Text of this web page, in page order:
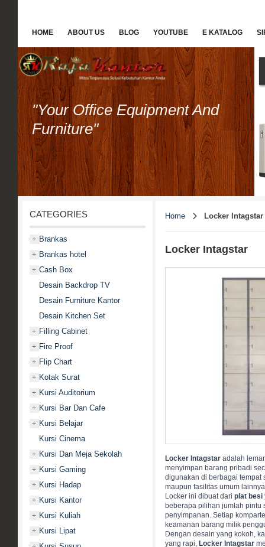
HOME ABOUT US BLOG YOUTUBE E KATALOG
"Your Office Equipment And
Furniture"
CATEGORIES
+ Brankas
+ Brankas hotel
+ Cash Box
Desain Backdrop TV
Desain Furniture Kantor
Desain Kitchen Set
+ Filling Cabinet
+ Fire Proof
+ Flip Chart
+ Kotak Surat
+ Kursi Auditorium
+ Kursi Bar Dan Cafe
+ Kursi Belajar
Kursi Cinema
+ Kursi Dan Meja Sekolah
+ Kursi Gaming
+ Kursi Hadap
+ Kursi Kantor
+ Kursi Kuliah
+ Kursi Lipat
Home Locker Intagstar
Locker Intagstar
Locker Intagstaradalah
menyimpan barang pribadi
digunakan di berbagai tempat
maupun fasilitas umum
Locker ini dibuat dari plat besi
beberapa pilihan jumlah pintu
penyimpanan. Setiap
keamanan barang milik
Dengan desain yang kokoh,
yang rapi, Locker Intagstar